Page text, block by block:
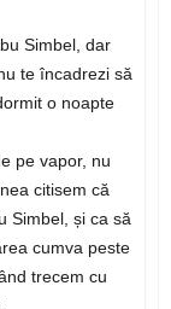
Simbel, dar
te încadrezi să
o noapte
pe vapor, nu
citisem că
Simbel, și ca să
cumva peste
trecem cu